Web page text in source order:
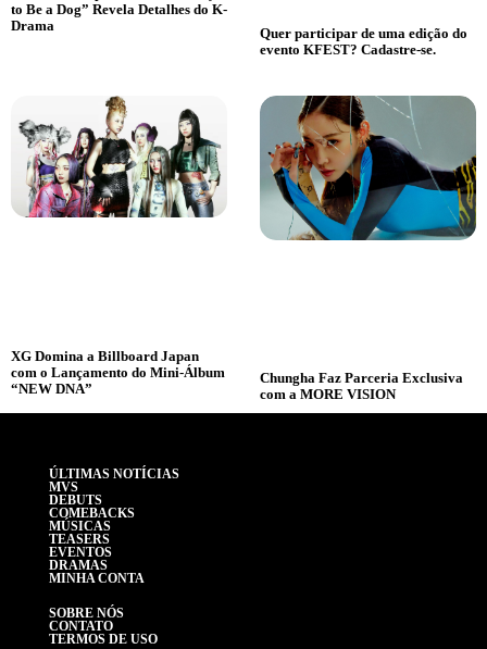
to Be a Dog” Revela Detalhes do K-
Drama
Quer participar de uma edição do
evento KFEST? Cadastre-se.
XG Domina a Billboard Japan
com o Lançamento do Mini-Álbum
“NEW DNA”
Chungha Faz Parceria Exclusiva
com a MORE VISION
ÚLTIMAS NOTÍCIAS
MVS
DEBUTS
COMEBACKS
MÚSICAS
TEASERS
EVENTOS
DRAMAS
MINHA CONTA
SOBRE NÓS
CONTATO
TERMOS DE USO